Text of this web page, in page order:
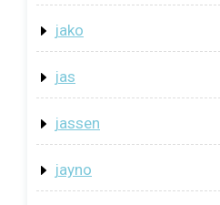
jako
jas
jassen
jayno